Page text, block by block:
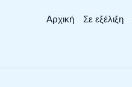
Αρχική Σε εξέλιξη